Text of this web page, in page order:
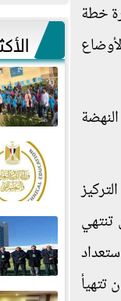
خطة
تحتاج الأوضاع
تنتهي
تتهيأ
وعيسي”
الفطر
قبل